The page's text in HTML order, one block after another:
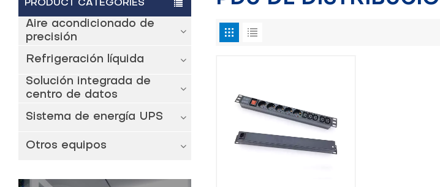
PRODUCT CATEGORIES
Aire acondicionado de
precisión
Refrigeración líquida
Solución integrada de
centro de datos
Sistema de energía UPS
Otros equipos